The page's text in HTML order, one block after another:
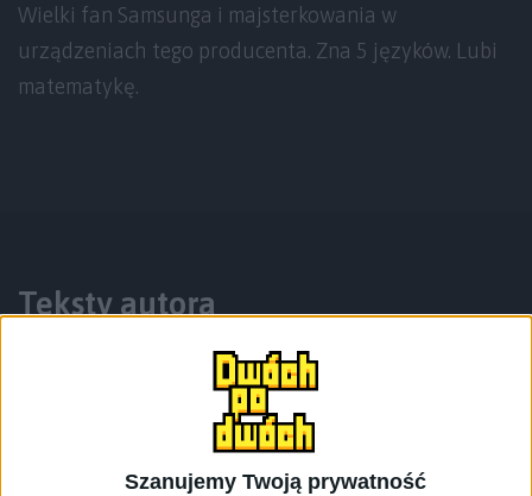
Szanujemy Twoją prywatność
Wielki fan Samsunga i majsterkowania w
urządzeniach tego producenta. Zna 5 języków. Lubi
matematykę.
Teksty autora